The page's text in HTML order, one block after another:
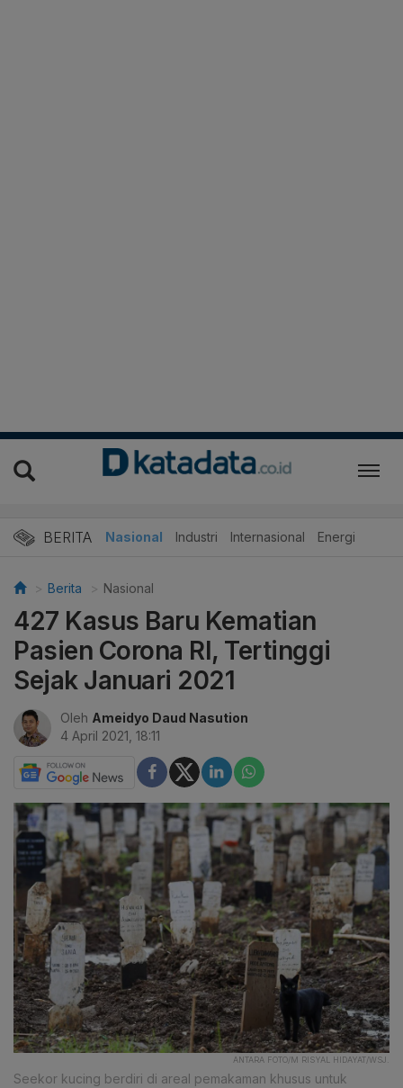
BERITA Nasional Industri Internasional Energi
Berita Nasional
427 Kasus Baru Kematian
Pasien Corona RI, Tertinggi
Sejak Januari 2021
Oleh Ameidyo Daud Nasution
4 April 2021, 18:11
ANTARA FOTO/M RISYAL HIDAYAT/WSJ.
Seekor kucing berdiri di areal pemakaman khusus untuk